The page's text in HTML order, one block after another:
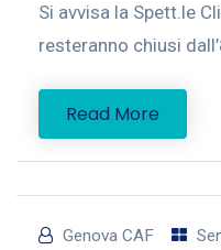
Si avvisa la Spett.le
resteranno chiusi
Read More
Genova CAF